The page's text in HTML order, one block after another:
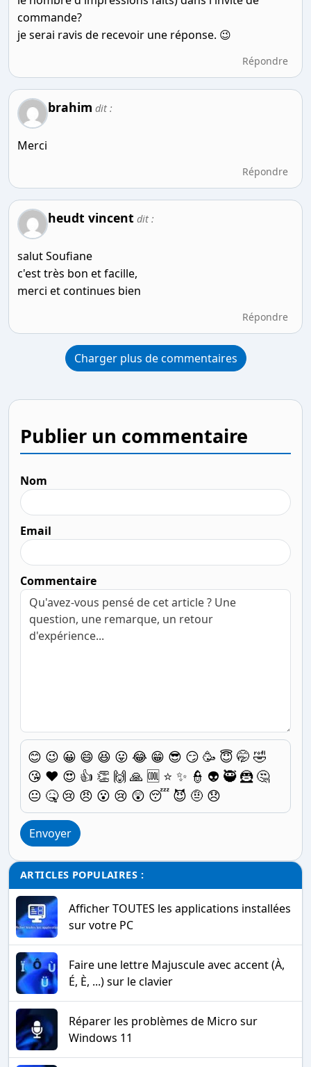
commande?
je serai ravis de recevoir une réponse. 😉
Répondre
brahim dit :
Merci
Répondre
heudt vincent dit :
salut Soufiane
c'est très bon et facille,
merci et continues bien
Répondre
Charger plus de commentaires
Publier un commentaire
Nom
Email
Commentaire
😊 😉 😀 😄 😆 😛 😂 😁 😎 😏 🥳 😇 🤭 🤣
😘 ❤️ 😍 👍 👏 🙌 🙏 🆒 ⭐ ✨ 👮 👽 🥷 🦹 🤔
😐 🤒 😢 😠 😮 😢 😲 😴 😈 🤨 😞
Envoyer
ARTICLES POPULAIRES :
Afficher TOUTES les applications installées
sur votre PC
Faire une lettre Majuscule avec accent (À,
É, È, ...) sur le clavier
Réparer les problèmes de Micro sur
Windows 11